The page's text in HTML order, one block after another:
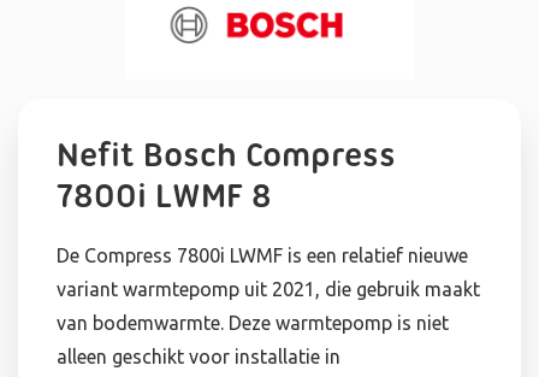
Nefit Bosch Compress
7800i LWMF 8
De Compress 7800i LWMF is een relatief nieuwe
variant warmtepomp uit 2021, die gebruik maakt
van bodemwarmte. Deze warmtepomp is niet
alleen geschikt voor installatie in